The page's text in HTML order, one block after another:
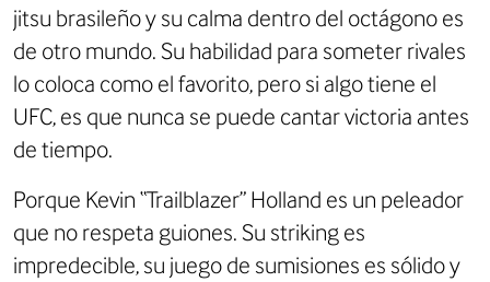
jitsu brasileño y su calma dentro del octágono es
de otro mundo. Su habilidad para someter rivales
lo coloca como el favorito, pero si algo tiene el
UFC, es que nunca se puede cantar victoria antes
de tiempo.
Porque Kevin “Trailblazer” Holland es un peleador
que no respeta guiones. Su striking es
impredecible, su juego de sumisiones es sólido y